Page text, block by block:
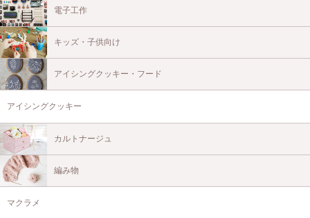
電子工作
キッズ・子供向け
アイシングクッキー・フード
アイシングクッキー
カルトナージュ
編み物
マクラメ